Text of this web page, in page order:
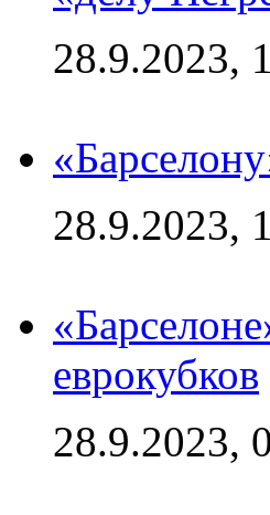
28.9.2023,
28.9.2023,
еврокубков
28.9.2023,